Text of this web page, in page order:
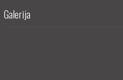
Galerija